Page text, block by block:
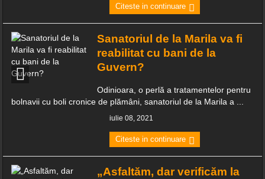
Citeste in continuare
Sanatoriul de la Marila va fi
reabilitat cu bani de la
Guvern?
Odinioara, o perlă a tratamentelor pentru
bolnavii cu boli cronice de plămâni, sanatoriul de la Marila a ...
iulie 08, 2021
Citeste in continuare
„Asfaltăm, dar verificăm la